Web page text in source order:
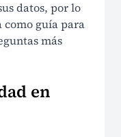
datos, por lo
como guía para
más
en